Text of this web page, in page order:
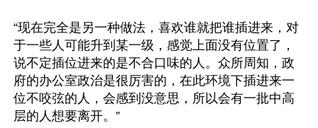
“现在完全是另一种做法，喜欢谁就把谁插进来，对
于一些人可能升到某一级，感觉上面没有位置了，
说不定插位进来的是不合口味的人。众所周知，政
府的办公室政治是很厉害的，在此环境下插进来一
位不咬弦的人，会感到没意思，所以会有一批中高
层的人想要离开。”